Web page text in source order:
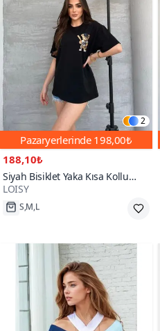
2
Pazaryerlerinde 198,00₺
188,10₺
Siyah Bisiklet Yaka Kısa Kollu
Oversize Tshirt
LOISY
S,M,L